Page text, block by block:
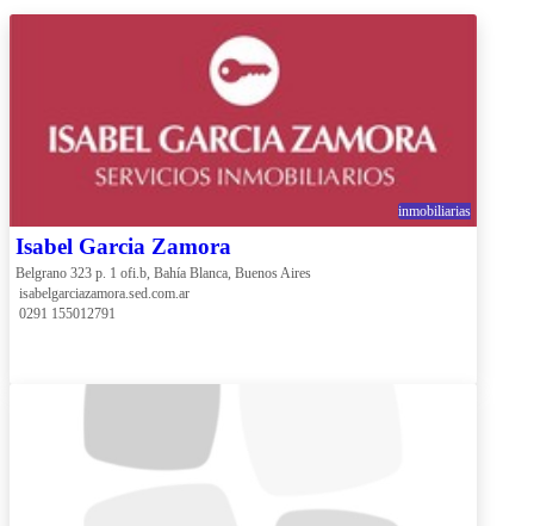
inmobiliarias
Isabel Garcia Zamora
Belgrano 323 p. 1 ofi.b, Bahía Blanca, Buenos Aires
isabelgarciazamora.sed.com.ar
0291 155012791